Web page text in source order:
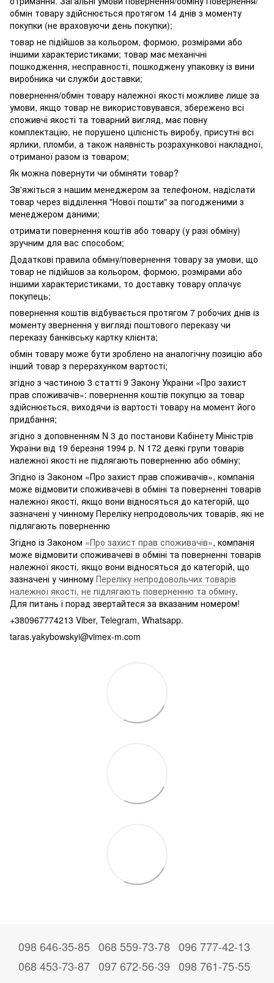
обмін товару здійснюється протягом 14 днів з моменту
покупки (не враховуючи день покупки);
товар не підійшов за кольором, формою, розмірами або
іншими характеристиками; товар має механічні
пошкодження, несправності, пошкоджену упаковку із вини
виробника чи служби доставки;
повернення/обмін товару належної якості можливе лише за
умови, якщо товар не використовувався, збережено всі
споживчі якості та товарний вигляд, має повну
комплектацію, не порушено цілісність виробу, присутні всі
ярлики, пломби, а також наявність розрахункової накладної,
отриманої разом із товаром;
Як можна повернути чи обміняти товар?
Зв'яжіться з нашим менеджером за телефоном, надіслати
товар через відділення "Нової пошти" за погодженими з
менеджером даними;
отримати повернення коштів або товару (у разі обміну)
зручним для вас способом;
Додаткові правила обміну/повернення товару за умови, що
товар не підійшов за кольором, формою, розмірами або
іншими характеристиками, то доставку товару оплачує
покупець;
повернення коштів відбувається протягом 7 робочих днів із
моменту звернення у вигляді поштового переказу чи
переказу банківську картку клієнта;
обмін товару може бути зроблено на аналогічну позицію або
інший товар з перерахунком вартості;
згідно з частиною 3 статті 9 Закону України «Про захист
прав споживачів»: повернення коштів покупцю за товар
здійснюється, виходячи із вартості товару на момент його
придбання;
згідно з доповненням N 3 до постанови Кабінету Міністрів
України від 19 березня 1994 р. N 172 деякі групи товарів
належної якості не підлягають поверненню або обміну;
Згідно із Законом «Про захист прав споживачів», компанія
може відмовити споживачеві в обміні та поверненні товарів
належної якості, якщо вони відносяться до категорій, що
зазначені у чинному Переліку непродовольчих товарів, які не
підлягають поверненню
Згідно із Законом «Про захист прав споживачів», компанія
може відмовити споживачеві в обміні та поверненні товарів
належної якості, якщо вони відносяться до категорій, що
зазначені у чинному Переліку непродовольчих товарів
належної якості, не підлягають поверненню та обміну.
Для питань і порад звертайтеся за вказаним номером!
+380967774213 Viber, Telegram, Whatsapp.
taras.yakybowskyi@vimex-m.com
098 646-35-85 068 559-73-78 096 777-42-13
068 453-73-87 097 672-56-39 098 761-75-55